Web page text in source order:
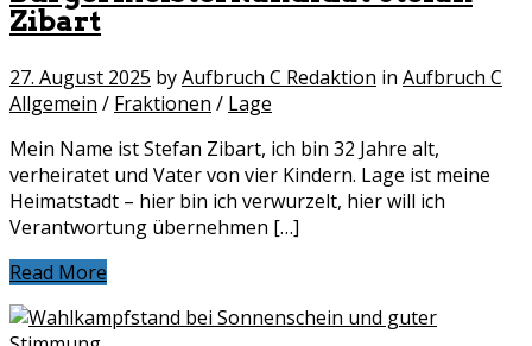
Zibart
27. August 2025 byAufbruch C Redaktion in Aufbruch C
Allgemein / Fraktionen / Lage
Mein Name ist Stefan Zibart, ich bin 32 Jahre alt,
verheiratet und Vater von vier Kindern. Lage ist meine
Heimatstadt – hier bin ich verwurzelt, hier will ich
Verantwortung übernehmen […]
Read More